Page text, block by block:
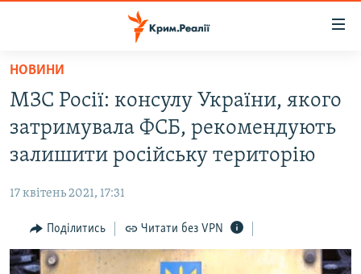
Перейти
основного
матеріалу
Перейти
до
основної
Перейти
до
пошуку
ВІДЕО ТА ФОТО
БЛОГИ
ПОГЛЯД
ІНТЕРВ'Ю
НОВИНИ
МЗС Росії: консулу України, якого
затримувала ФСБ, рекомендують
залишити російську територію
17 квітень 2021, 17:31
Поділитись Читати без VPN